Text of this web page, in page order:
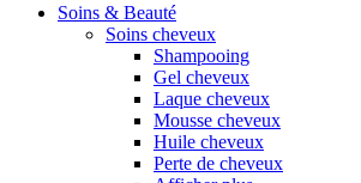
Soins & Beauté
Soins cheveux
Shampooing
Gel cheveux
Laque cheveux
Mousse cheveux
Huile cheveux
Perte de cheveux